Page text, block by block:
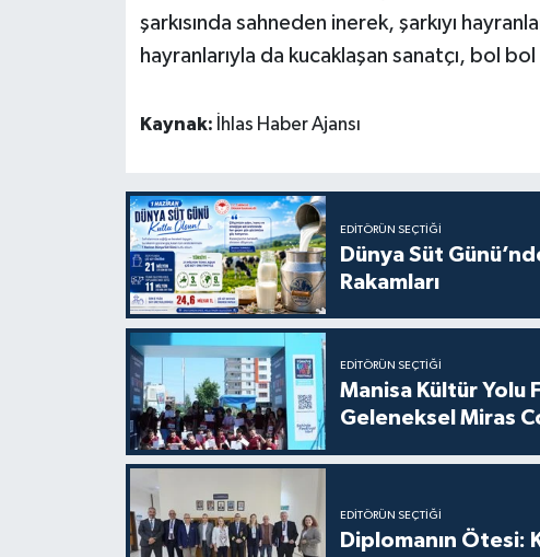
şarkısında sahneden inerek, şarkıyı
hayranlarıyla da kucaklaşan sanatçı, bol
Kaynak: İhlas Haber Ajansı
EDITÖRÜN SEÇTIĞI
Dünya Süt
Rakamları
EDITÖRÜN SEÇTIĞI
Manisa Kültür Yolu
Geleneksel Miras
EDITÖRÜN SEÇTIĞI
Diplomanın Ötesi: